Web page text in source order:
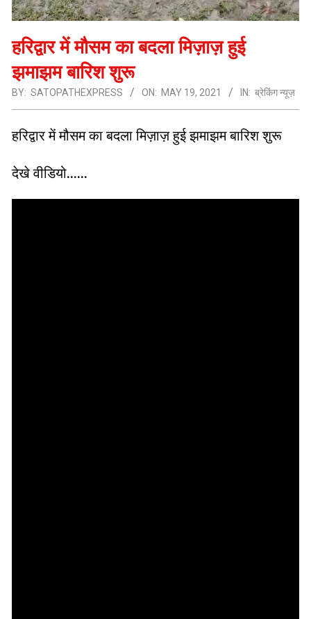
हरिद्वार में मौसम का बदला मिज़ाज़ हुई
झमाझम बारिश शुरू
BY: SATOPATHEXPRESS ON: MAY 19, 2021 IN: ब्रेकिंग न्यूज़
हरिद्वार में मौसम का बदला मिज़ाज़ हुई झमाझम बारिश शुरू
देखे वीडियो……